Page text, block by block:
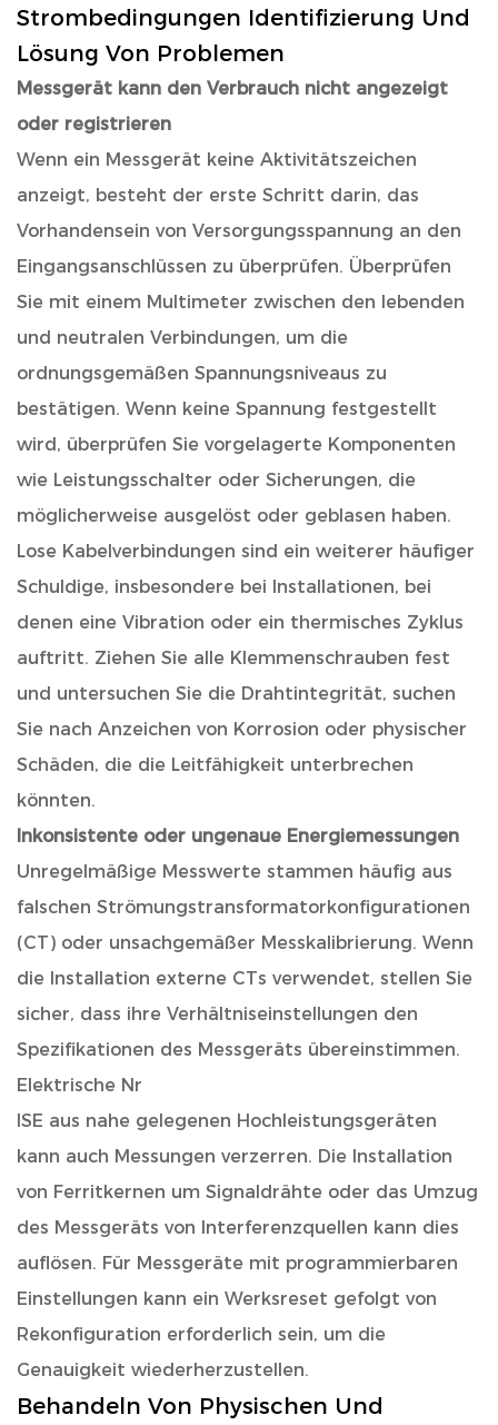
Strombedingungen Identifizierung Und
Lösung Von Problemen
Messgerät kann den Verbrauch nicht angezeigt
oder registrieren
Wenn ein Messgerät keine Aktivitätszeichen
anzeigt, besteht der erste Schritt darin, das
Vorhandensein von Versorgungsspannung an den
Eingangsanschlüssen zu überprüfen. Überprüfen
Sie mit einem Multimeter zwischen den lebenden
und neutralen Verbindungen, um die
ordnungsgemäßen Spannungsniveaus zu
bestätigen. Wenn keine Spannung festgestellt
wird, überprüfen Sie vorgelagerte Komponenten
wie Leistungsschalter oder Sicherungen, die
möglicherweise ausgelöst oder geblasen haben.
Lose Kabelverbindungen sind ein weiterer häufiger
Schuldige, insbesondere bei Installationen, bei
denen eine Vibration oder ein thermisches Zyklus
auftritt. Ziehen Sie alle Klemmenschrauben fest
und untersuchen Sie die Drahtintegrität, suchen
Sie nach Anzeichen von Korrosion oder physischer
Schäden, die die Leitfähigkeit unterbrechen
könnten.
Inkonsistente oder ungenaue Energiemessungen
Unregelmäßige Messwerte stammen häufig aus
falschen Strömungstransformatorkonfigurationen
(CT) oder unsachgemäßer Messkalibrierung. Wenn
die Installation externe CTs verwendet, stellen Sie
sicher, dass ihre Verhältniseinstellungen den
Spezifikationen des Messgeräts übereinstimmen.
Elektrische Nr
ISE aus nahe gelegenen Hochleistungsgeräten
kann auch Messungen verzerren. Die Installation
von Ferritkernen um Signaldrähte oder das Umzug
des Messgeräts von Interferenzquellen kann dies
auflösen. Für Messgeräte mit programmierbaren
Einstellungen kann ein Werksreset gefolgt von
Rekonfiguration erforderlich sein, um die
Genauigkeit wiederherzustellen.
Behandeln Von Physischen Und